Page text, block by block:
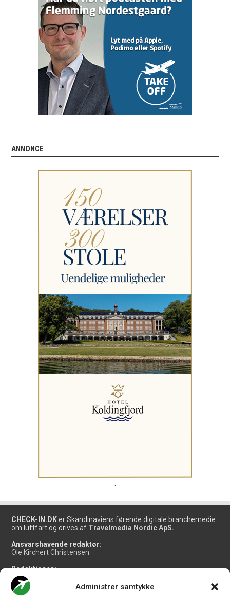
Administrer samtykke
ANNONCE
CHECK-IN.DK er Skandinaviens førende digitale branchemedie
om luftfart og drives af Travelmedia Nordic ApS.
Ansvarshavende redaktør:
Ole Kirchert Christensen
Redaktionen:
Christian Granhøj Skouboe
Henrik Baumgarten
Danny Longhi Andreasen